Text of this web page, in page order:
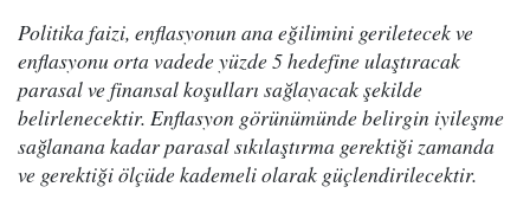
Politika faizi, enflasyonun ana eğilimini geriletecek ve
enflasyonu orta vadede yüzde 5 hedefine ulaştıracak
parasal ve finansal koşulları sağlayacak şekilde
belirlenecektir. Enflasyon görünümünde belirgin iyileşme
sağlanana kadar parasal sıkılaştırma gerektiği zamanda
ve gerektiği ölçüde kademeli olarak güçlendirilecektir.